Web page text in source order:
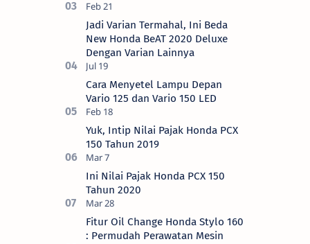
Jadi Varian Termahal, Ini Beda
New Honda BeAT 2020 Deluxe
Dengan Varian Lainnya
Cara Menyetel Lampu Depan
Vario 125 dan Vario 150 LED
Yuk, Intip Nilai Pajak Honda PCX
150 Tahun 2019
Ini Nilai Pajak Honda PCX 150
Tahun 2020
Fitur Oil Change Honda Stylo 160
: Permudah Perawatan Mesin